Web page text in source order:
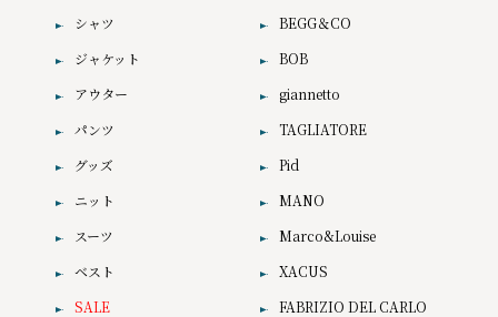
シャツ
ジャケット
アウター
パンツ
グッズ
ニット
スーツ
ベスト
SALE
BEGG＆CO
BOB
giannetto
TAGLIATORE
Pid
MANO
Marco&Louise
XACUS
FABRIZIO DEL CARLO